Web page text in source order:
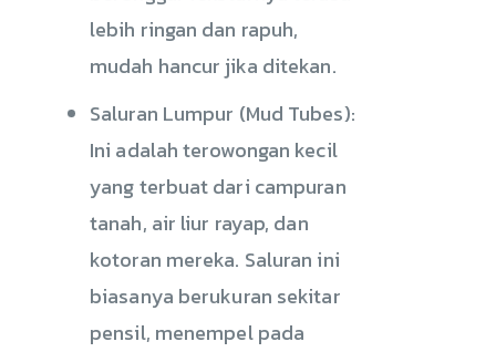
lebih ringan dan rapuh,
mudah hancur jika ditekan.
Saluran Lumpur (Mud Tubes):
Ini adalah terowongan kecil
yang terbuat dari campuran
tanah, air liur rayap, dan
kotoran mereka. Saluran ini
biasanya berukuran sekitar
pensil, menempel pada